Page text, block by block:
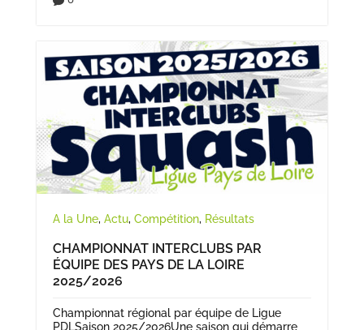
A la Une, Actu, Compétition, Résultats
CHAMPIONNAT INTERCLUBS PAR
ÉQUIPE DES PAYS DE LA LOIRE
2025/2026
Championnat régional par équipe de Ligue
PDLSaison 2025/2026Une saison qui démarre